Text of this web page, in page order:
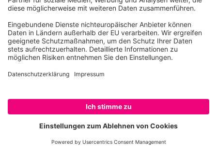
SPENDEN
Recycling für ein nachhaltiges Leben © Thinkstock
Mindestanforderungen sind von entscheidender
Bedeutung, weil sie eineUntergrenze festlegen und
sicherstellen, dass alle Mehrweg-Initiativen
grundlegende Standards mit Blick auf
Umweltverträglichkeit, Sicherheit und
bei, zum Beispiel „Greenwashing“ vorzubeugen.
Laura Griestop erläutert: „Die
Produkte – beispielsweise ihre Lebensdauer – als